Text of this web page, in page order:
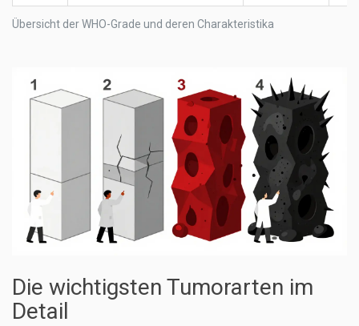
Übersicht der WHO-Grade und deren Charakteristika
Die wichtigsten Tumorarten im
Detail